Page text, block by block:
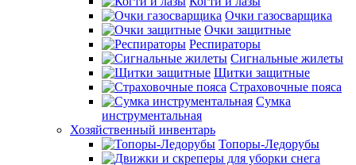
Очки газосварщика
Очки защитные
Респираторы
Сигнальные жилеты
Щитки защитные
Страховочные пояса
Сумка
инструментальная
Хозяйственный инвентарь
Топоры-Ледорубы